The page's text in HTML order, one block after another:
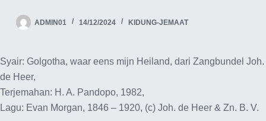
ADMIN01 14/12/2024 KIDUNG-JEMAAT
Syair: Golgotha, waar eens mijn Heiland, dari Zangbundel Joh.
de Heer,
Terjemahan: H. A. Pandopo, 1982,
Lagu: Evan Morgan, 1846 – 1920, (c) Joh. de Heer & Zn. B. V.